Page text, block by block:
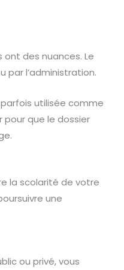
des nuances. Le
l’administration.
utilisée comme
que le dossier
la scolarité de votre
une
ou privé, vous